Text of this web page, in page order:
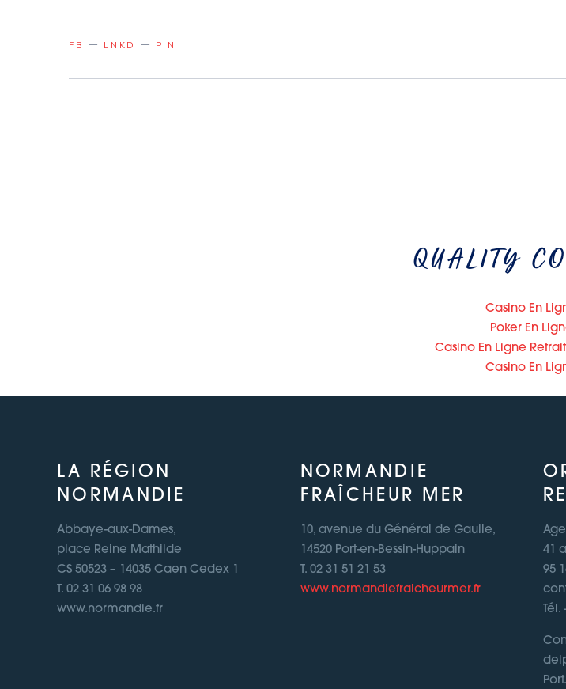
FB LNKD PIN
QUALITY
Casino En
Poker En
Casino En Ligne
Casino En
LA RÉGION
NORMANDIE
Abbaye-aux-Dames,
place Reine Mathilde
CS 50523 – 14035 Caen Cedex 1
T. 02 31 06 98 98
www.normandie.fr
NORMANDIE
FRAÎCHEUR MER
10, avenue du Général de Gaulle,
14520 Port-en-Bessin-Huppain
T. 02 31 51 21 53
www.normandiefraicheurmer.fr
41
95
Tél.